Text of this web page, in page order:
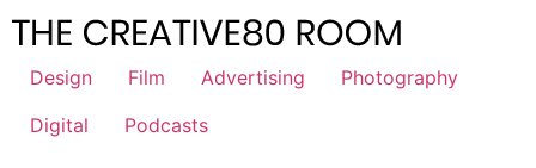
Skip
content
Design Film Advertising
Photography
Digital
Podcasts